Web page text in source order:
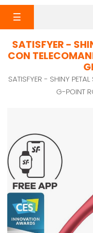
navigazione
☰
SATISFYER -
CON
SATISFYER - SHINY
G-POINT